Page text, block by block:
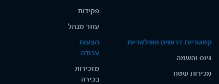
פקידות
עוזר מנהל
קטגוריות דרושים פופלאריות
גיוס והשמה
מכירות שטח
הצעות
עבודה
מזכירות
בכירה